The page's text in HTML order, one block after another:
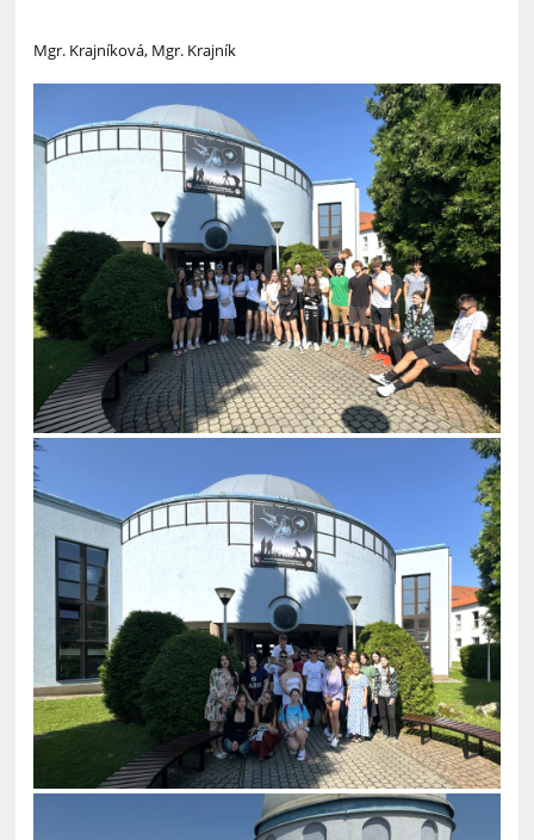
Mgr. Krajníková, Mgr. Krajník